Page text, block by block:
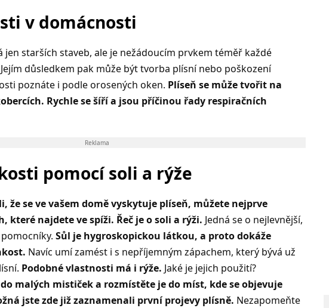
v domácnosti
jen starších staveb, ale je nežádoucím prvkem téměř každé
důsledkem pak může být tvorba plísní nebo poškození
poznáte i podle orosených oken. Plíseň se může tvořit na
Rychle se šíří a jsou příčinou řady respiračních
Reklama
pomocí soli a rýže
že se ve vašem domě vyskytuje plíseň, můžete nejprve
které najdete ve spíži. Řeč je o soli a rýži. Jedná se o nejlevnější,
Sůl je hygroskopickou látkou, a proto dokáže
Navíc umí zamést i s nepříjemným zápachem, který bývá už
Podobné vlastnosti má i rýže. Jaké je jejich použití?
malých mističek a rozmístěte je do míst, kde se objevuje
jste zde již zaznamenali první projevy plísně. Nezapomeňte